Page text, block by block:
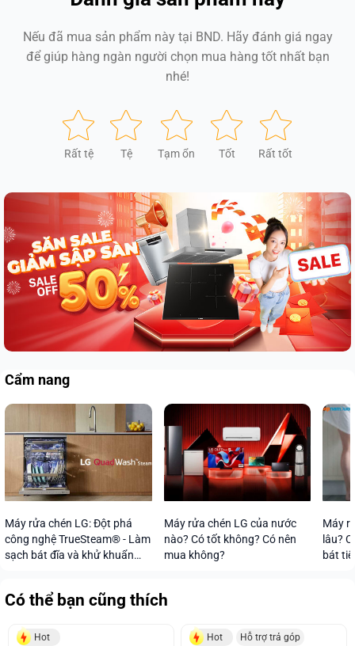
Nếu đã mua sản phẩm này tại BND. Hãy đánh giá ngay
để giúp hàng ngàn người chọn mua hàng tốt nhất bạn
nhé!
Rất tệ Tệ Tạm ổn Tốt Rất tốt
Cẩm nang
Máy rửa chén LG: Đột phá
công nghệ TrueSteam® - Làm
sạch bát đĩa và khử khuẩn
Máy rửa chén LG của nước
nào? Có tốt không? Có nên
mua không?
Máy
lâu?
bát
Có thể bạn cũng thích
Hot Hot Hỗ trợ trả góp